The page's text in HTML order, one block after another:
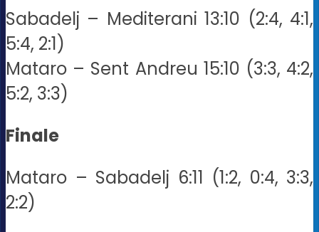
Sabadelj – Mediterani 13:10 (2:4, 4:1,
5:4, 2:1)
Mataro – Sent Andreu 15:10 (3:3, 4:2,
5:2, 3:3)
Finale
Mataro – Sabadelj 6:11 (1:2, 0:4, 3:3,
2:2)